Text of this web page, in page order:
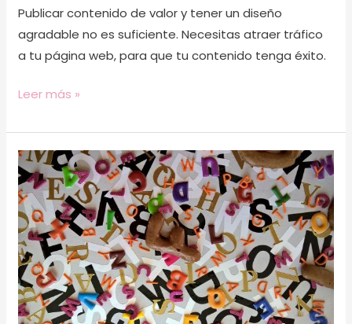
Publicar contenido de valor y tener un diseño
agradable no es suficiente. Necesitas atraer tráfico
a tu página web, para que tu contenido tenga éxito.
Leer más »
Descubre
5
estrategias
para
mantener
tu
contenido
actualizado